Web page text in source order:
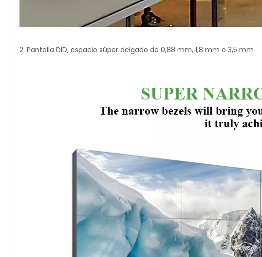
2. Pantalla DID, espacio súper delgado de 0,88 mm, 1,8 mm o 3,5 mm